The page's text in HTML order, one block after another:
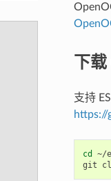
下
支持
https://
cd
~/
git